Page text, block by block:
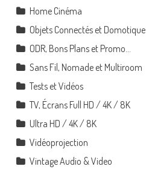
Home Cinéma
Objets Connectés et Domotique
ODR, Bons Plans et Promo…
Sans Fil, Nomade et Multiroom
Tests et Vidéos
TV, Écrans Full HD / 4K / 8K
Ultra HD / 4K / 8K
Vidéoprojection
Vintage Audio & Video